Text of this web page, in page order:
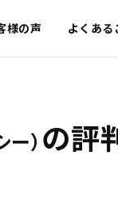
様の声 よくある
ー） の評